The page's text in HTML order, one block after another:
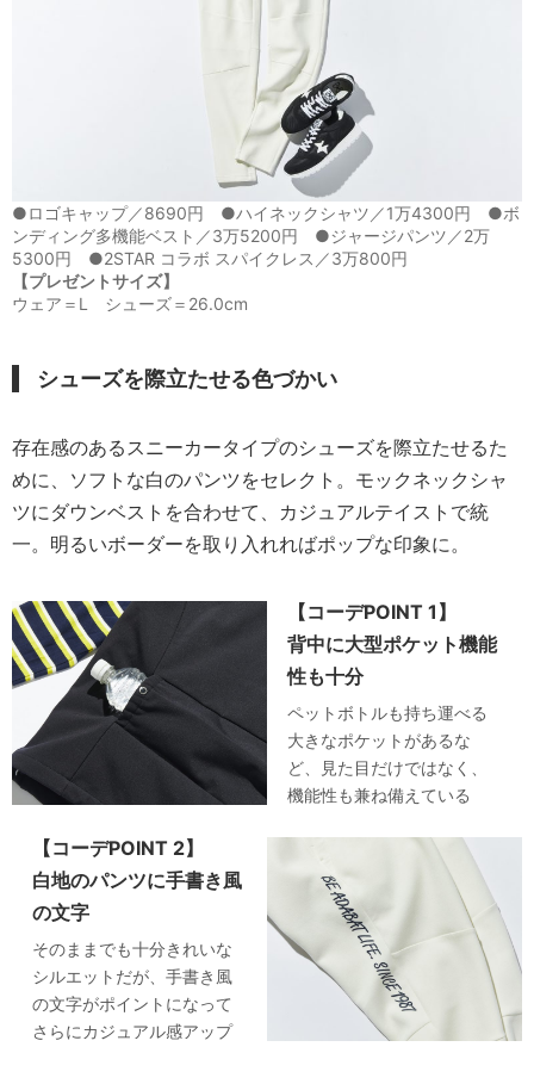
●ロゴキャップ／8690円 ●ハイネックシャツ／1万4300円 ●ボ
ンディング多機能ベスト／3万5200円 ●ジャージパンツ／2万
5300円 ●2STAR コラボ スパイクレス／3万800円
【プレゼントサイズ】
ウェア＝L シューズ＝26.0cm
シューズを際立たせる色づかい
存在感のあるスニーカータイプのシューズを際立たせるた
めに、ソフトな白のパンツをセレクト。モックネックシャ
ツにダウンベストを合わせて、カジュアルテイストで統
一。明るいボーダーを取り入れればポップな印象に。
【コーデPOINT 1】
背中に大型ポケット機能
性も十分
ペットボトルも持ち運べる
大きなポケットがあるな
ど、見た目だけではなく、
機能性も兼ね備えている
【コーデPOINT 2】
白地のパンツに手書き風
の文字
そのままでも十分きれいな
シルエットだが、手書き風
の文字がポイントになって
さらにカジュアル感アップ